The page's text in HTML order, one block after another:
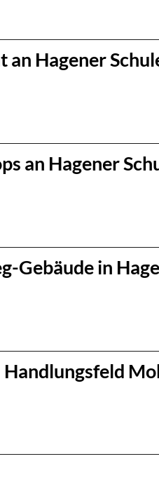
Hagener
an Hagener
Gebäude in